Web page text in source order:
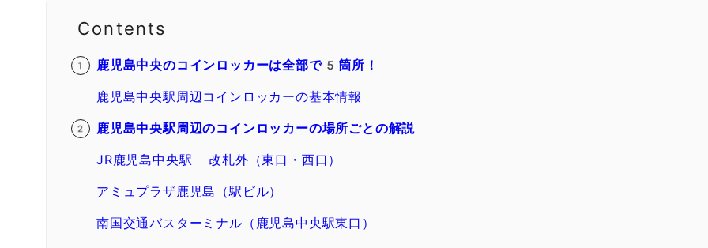
Contents
鹿児島中央のコインロッカーは全部で5箇所！
鹿児島中央駅周辺コインロッカーの基本情報
鹿児島中央駅周辺のコインロッカーの場所ごとの解説
JR鹿児島中央駅 改札外（東口・西口）
アミュプラザ鹿児島（駅ビル）
南国交通バスターミナル（鹿児島中央駅東口）